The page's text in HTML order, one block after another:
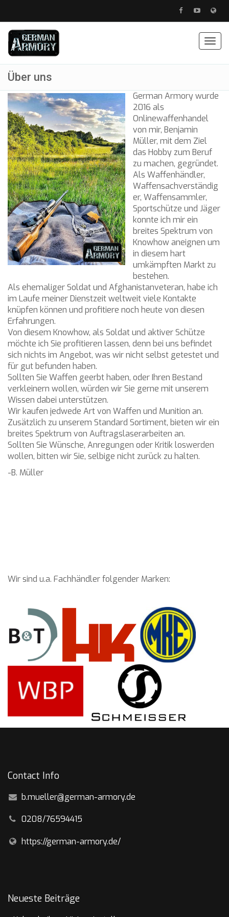
Über uns
German Armory wurde
2016 als
Onlinewaffenhandel
von mir, Benjamin
Müller, mit dem Ziel
das Hobby zum Beruf
zu machen, gegründet.
Als Waffenhändler,
Waffensachverständig
er, Waffensammler,
Sportschütze und Jäger
konnte ich mir ein
breites Spektrum von
Knowhow aneignen um
in diesem hart
umkämpften Markt zu
bestehen.
Als ehemaliger Soldat und Afghanistanveteran, habe ich
im Laufe meiner Dienstzeit weltweit viele Kontakte
knüpfen können und profitiere noch heute von diesen
Erfahrungen.
Von diesem Knowhow, als Soldat und aktiver Schütze
möchte ich Sie profitieren lassen, denn bei uns befindet
sich nichts im Angebot, was wir nicht selbst getestet und
für gut befunden haben.
Sollten Sie Waffen geerbt haben, oder Ihren Bestand
verkleinern wollen, würden wir Sie gerne mit unserem
Wissen dabei unterstützen.
Wir kaufen jedwede Art von Waffen und Munition an.
Zusätzlich zu unserem Standard Sortiment, bieten wir ein
breites Spektrum von Auftragslaserarbeiten an.
Sollten Sie Wünsche, Anregungen oder Kritik loswerden
wollen, bitten wir Sie, selbige nicht zurück zu halten.
-B. Müller
Wir sind u.a. Fachhändler folgender Marken:
Contact Info
b.mueller@german-armory.de
0208/76594415
https://german-armory.de/
Neueste Beiträge